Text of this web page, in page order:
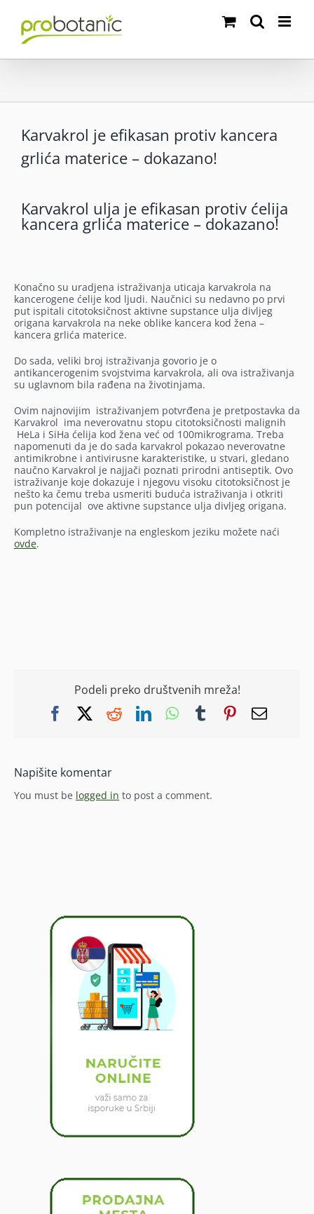
content
Karvakrol je efikasan protiv kancera
grlića materice – dokazano!
Karvakrol ulja je efikasan protiv ćelija
kancera grlića materice – dokazano!
Konačno su uradjena istraživanja uticaja karvakrola na
kancerogene ćelije kod ljudi. Naučnici su nedavno po prvi
put ispitali citotoksičnost aktivne supstance ulja divljeg
origana karvakrola na neke oblike kancera kod žena –
kancera grlića materice.
Do sada, veliki broj istraživanja govorio je o
antikancerogenim svojstvima karvakrola, ali ova istraživanja
su uglavnom bila rađena na životinjama.
Ovim najnovijim istraživanjem potvrđena je pretpostavka da
Karvakrol ima neverovatnu stopu citotoksičnosti malignih
HeLa i SiHa ćelija kod žena već od 100mikrograma. Treba
napomenuti da je do sada karvakrol pokazao neverovatne
antimikrobne i antivirusne karakteristike, u stvari, gledano
naučno Karvakrol je najjači poznati prirodni antiseptik. Ovo
istraživanje koje dokazuje i njegovu visoku citotoksičnost je
nešto ka čemu treba usmeriti buduća istraživanja i otkriti
pun potencijal ove aktivne supstance ulja divljeg origana.
Kompletno istraživanje na engleskom jeziku možete naći
ovde.
Podeli preko društvenih mreža!
FacebookRedditLinkedInWhatsApp
TumblrPinterest
Email
Napišite komentar
You must be logged in to post a comment.